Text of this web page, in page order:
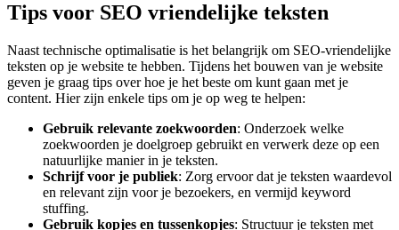
Tips voor SEO vriendelijke teksten
Naast technische optimalisatie is het belangrijk om SEO-vriendelijke
teksten op je website te hebben. Tijdens het bouwen van je website
geven je graag tips over hoe je het beste om kunt gaan met je
content. Hier zijn enkele tips om je op weg te helpen:
Gebruik relevante zoekwoorden: Onderzoek welke
zoekwoorden je doelgroep gebruikt en verwerk deze op een
natuurlijke manier in je teksten.
Schrijf voor je publiek: Zorg ervoor dat je teksten waardevol
en relevant zijn voor je bezoekers, en vermijd keyword
stuffing.
Gebruik kopjes en tussenkopjes: Structuur je teksten met